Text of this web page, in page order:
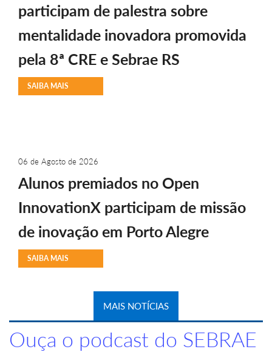
participam de palestra sobre
mentalidade inovadora promovida
pela 8ª CRE e Sebrae RS
SAIBA MAIS
06 de Agosto de 2026
Alunos premiados no Open
InnovationX participam de missão
de inovação em Porto Alegre
SAIBA MAIS
MAIS NOTÍCIAS
Ouça o podcast do SEBRAE